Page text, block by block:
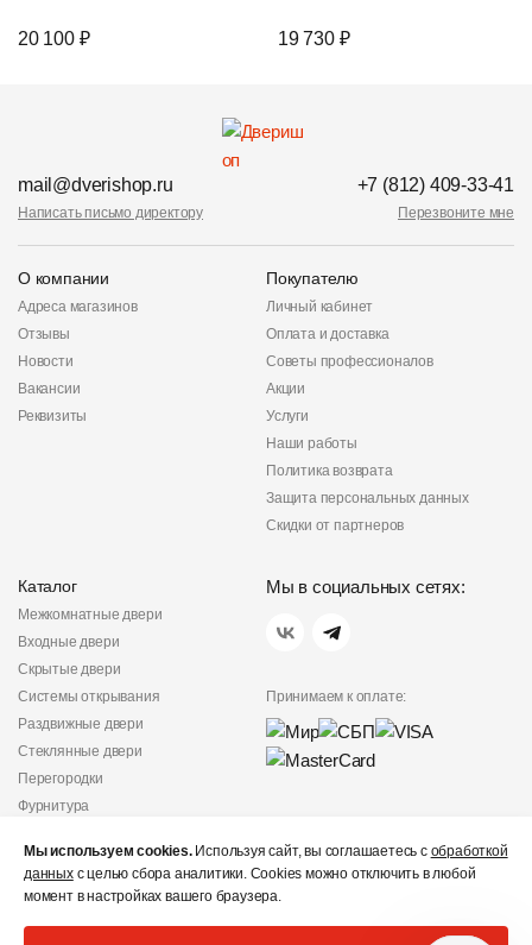
20 100 ₽ 19 730 ₽
mail@dverishop.ru
Написать письмо директору
+7 (812) 409-33-41
Перезвоните мне
О компании
Адреса магазинов
Отзывы
Новости
Вакансии
Реквизиты
Покупателю
Личный кабинет
Оплата и доставка
Советы профессионалов
Акции
Услуги
Наши работы
Политика возврата
Защита персональных данных
Скидки от партнеров
Каталог
Межкомнатные двери
Входные двери
Скрытые двери
Системы открывания
Раздвижные двери
Стеклянные двери
Перегородки
Фурнитура
Мы в социальных сетях:
Принимаем к оплате:
конфиденциальности
Не является публичной
© «Дверишоп» 2012 - 2026
Мы используем cookies.Используя сайт, вы соглашаетесь с обработкой
данныхс целью сбора аналитики. Cookies можно отключить в любой
момент в настройках вашего браузера.